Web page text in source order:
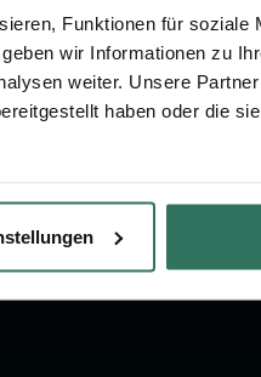
Funktionen für soziale
wir Informationen zu
weiter. Unsere
haben oder die
Online-Portal
Kostenlos